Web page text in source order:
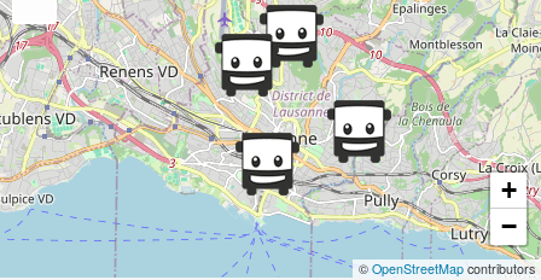
+
−
© OpenStreetMap contributors